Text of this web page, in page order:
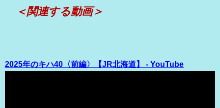
＜関連する動画＞
2025年のキハ40〈前編〉【JR北海道】 - YouTube